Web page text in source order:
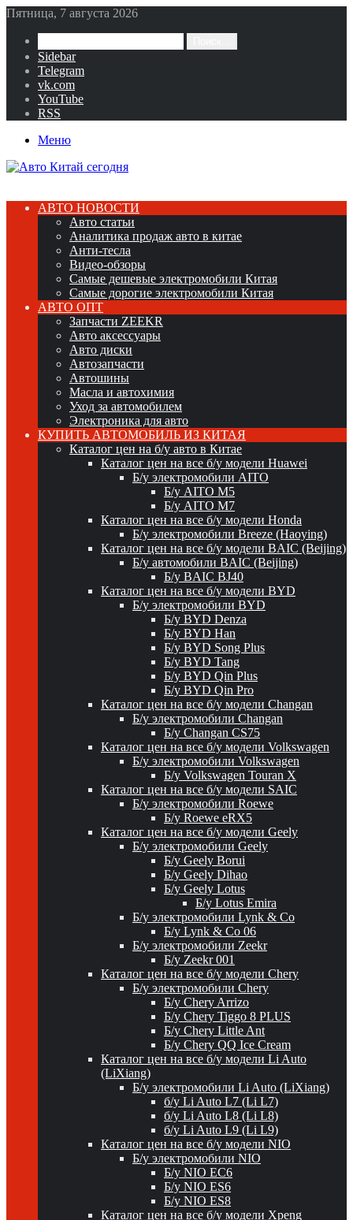
Пятница, 7 августа 2026
Sidebar
Telegram
vk.com
YouTube
RSS
Меню
АВТО НОВОСТИ
Авто статьи
Аналитика продаж авто в китае
Анти-тесла
Видео-обзоры
Самые дешевые электромобили Китая
Самые дорогие электромобили Китая
АВТО ОПТ
Запчасти ZEEKR
Авто аксессуары
Авто диски
Автозапчасти
Автошины
Масла и автохимия
Уход за автомобилем
Электроника для авто
КУПИТЬ АВТОМОБИЛЬ ИЗ КИТАЯ
Каталог цен на б/у авто в Китае
Каталог цен на все б/у модели Huawei
Б/у электромобили AITO
Б/у AITO M5
Б/у AITO M7
Каталог цен на все б/у модели Honda
Б/у электромобили Breeze (Haoying)
Каталог цен на все б/у модели BAIC (Beijing)
Б/у автомобили BAIC (Beijing)
Б/у BAIC BJ40
Каталог цен на все б/у модели BYD
Б/у электромобили BYD
Б/у BYD Denza
Б/у BYD Han
Б/у BYD Song Plus
Б/у BYD Tang
Б/у BYD Qin Plus
Б/у BYD Qin Pro
Каталог цен на все б/у модели Changan
Б/у электромобили Changan
Б/у Changan CS75
Каталог цен на все б/у модели Volkswagen
Б/у электромобили Volkswagen
Б/у Volkswagen Touran X
Каталог цен на все б/у модели SAIC
Б/у электромобили Roewe
Б/у Roewe eRX5
Каталог цен на все б/у модели Geely
Б/у электромобили Geely
Б/у Geely Borui
Б/у Geely Dihao
Б/у Geely Lotus
Б/у Lotus Emira
Б/у электромобили Lynk & Co
Б/у Lynk & Co 06
Б/у электромобили Zeekr
Б/у Zeekr 001
Каталог цен на все б/у модели Chery
Б/у электромобили Chery
Б/у Chery Arrizo
Б/у Chery Tiggo 8 PLUS
Б/у Chery Little Ant
Б/у Chery QQ Ice Cream
Каталог цен на все б/у модели Li Auto
(LiXiang)
Б/у электромобили Li Auto (LiXiang)
б/у Li Auto L7 (Li L7)
б/у Li Auto L8 (Li L8)
б/у Li Auto L9 (Li L9)
Каталог цен на все б/у модели NIO
Б/у электромобили NIO
Б/у NIO EC6
Б/у NIO ES6
Б/у NIO ES8
Каталог цен на все б/у модели Xpeng